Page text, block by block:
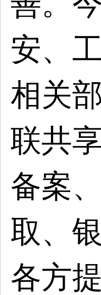
安、
相关
联共
备案
取、
各方